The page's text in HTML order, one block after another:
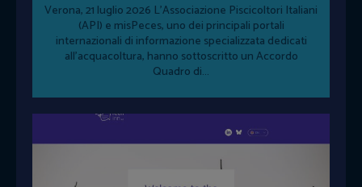
Verona, 21 luglio 2026 L'Associazione Piscicoltori Italiani
(API) e misPeces, uno dei principali portali
internazionali di informazione specializzata dedicati
all'acquacoltura, hanno sottoscritto un Accordo
Quadro di...